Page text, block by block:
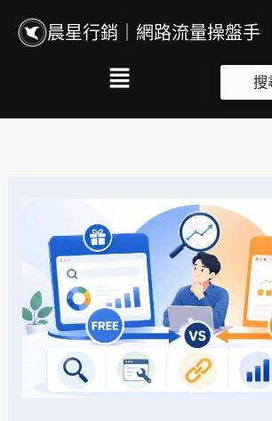
內
晨星行銷｜網路流量操盤手
Main
Menu